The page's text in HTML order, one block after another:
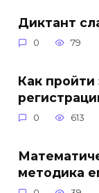
Диктант
0 79
Как пройти
0 613
методика